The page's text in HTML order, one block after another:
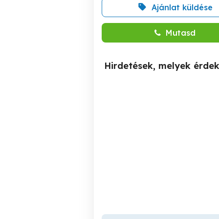
Ajánlat küldése
Mutasd
Hirdetések, melyek